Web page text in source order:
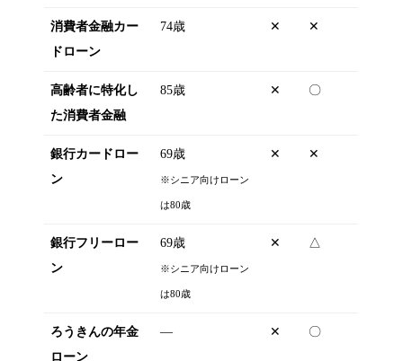
消費者金融カー
ドローン
74歳 ✕ ✕
高齢者に特化し
た消費者金融
85歳 ✕ 〇
銀行カードロー
ン
69歳
※シニア向けローン
は80歳
✕ ✕
銀行フリーロー
ン
69歳
※シニア向けローン
は80歳
✕ △
ろうきんの年金
ローン
― ✕ 〇